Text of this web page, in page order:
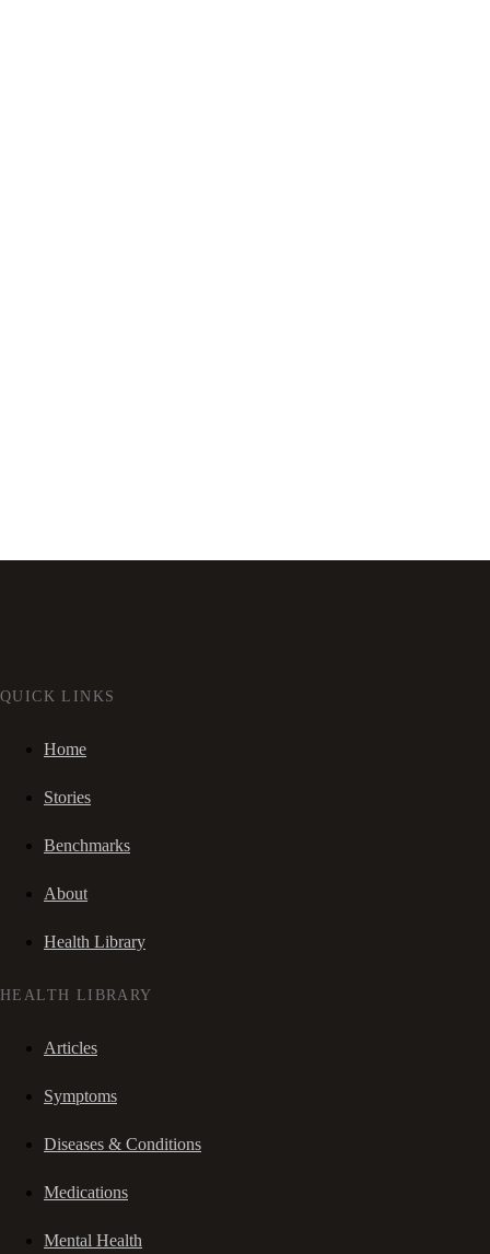
QUICK LINKS
Home
Stories
Benchmarks
About
Health Library
HEALTH LIBRARY
Articles
Symptoms
Diseases & Conditions
Medications
Mental Health